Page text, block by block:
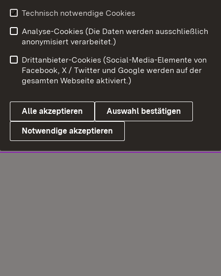
Technisch notwendige Cookies
Analyse-Cookies (Die Daten werden ausschließlich
anonymisiert verarbeitet.)
Drittanbieter-Cookies (Social-Media-Elemente von
Facebook, X / Twitter und Google werden auf der
gesamten Webseite aktiviert.)
Alle akzeptieren Auswahl bestätigen
Notwendige akzeptieren